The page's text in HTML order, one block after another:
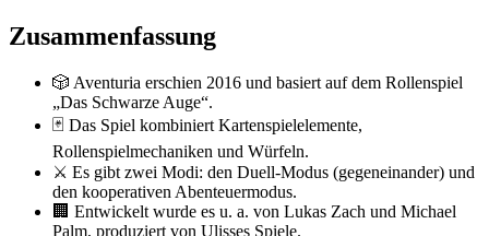
Zusammenfassung
🎲 Aventuria erschien 2016 und basiert auf dem Rollenspiel
„Das Schwarze Auge“.
🃏 Das Spiel kombiniert Kartenspielelemente,
Rollenspielmechaniken und Würfeln.
⚔️ Es gibt zwei Modi: den Duell-Modus (gegeneinander) und
den kooperativen Abenteuermodus.
🏢 Entwickelt wurde es u. a. von Lukas Zach und Michael
Palm, produziert von Ulisses Spiele.